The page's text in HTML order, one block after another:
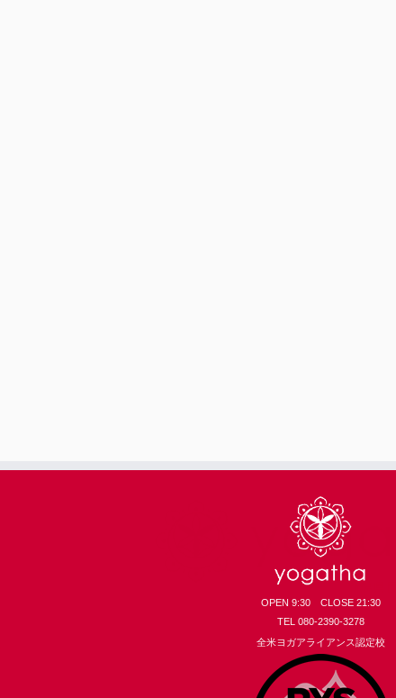
OPEN 9:30 CLOSE 21:30
TEL 080-2390-3278
全米ヨガアライアンス認定校